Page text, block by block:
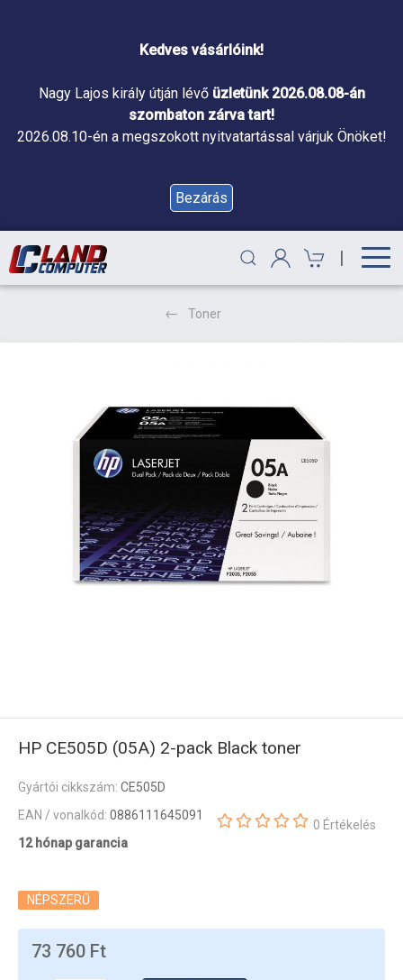
Kedves vásárlóink!
Nagy Lajos király útján lévő üzletünk 2026.08.08-án
szombaton zárva tart!
2026.08.10-én a megszokott nyitvatartással várjuk Önöket!
Bezárás
|
Toner
HP CE505D (05A) 2-pack Black toner
Gyártói cikkszám: CE505D
EAN / vonalkód: 0886111645091
12 hónap garancia
0 Értékelés
NÉPSZERŰ
73 760 Ft